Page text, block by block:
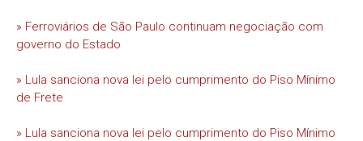
» Ferroviários de São Paulo continuam negociação com
governo do Estado
» Lula sanciona nova lei pelo cumprimento do Piso Mínimo
de Frete
» Lula sanciona nova lei pelo cumprimento do Piso Mínimo